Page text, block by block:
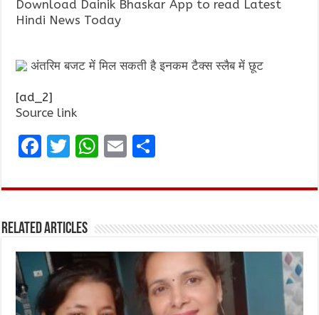
Download Dainik Bhaskar App to read Latest
Hindi News Today
अंतरिम बजट में मिल सकती है इनकम टैक्स स्लैब में छूट
[ad_2]
Source link
F
ce
o
o
k
T
it
r
W
at
A
p
p
E
ai ar
Related Articles